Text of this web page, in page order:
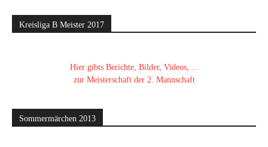
Kreisliga B Meister 2017
Hier gibts Berichte, Bilder, Videos, ...
zur Meisterschaft der 2. Mannschaft
Sommermärchen 2013